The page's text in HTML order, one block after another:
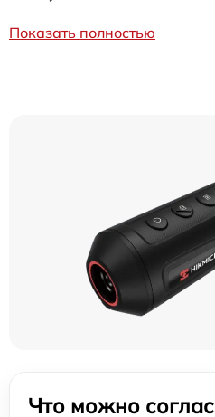
Показать полностью
Что можно